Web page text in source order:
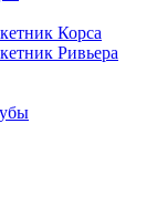
Корса
Ривьера